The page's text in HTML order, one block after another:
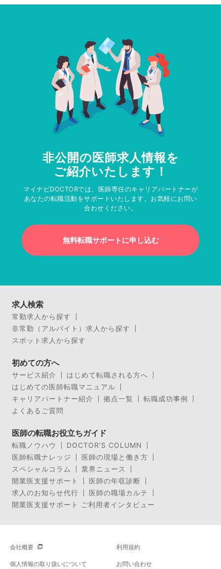
非公開の医師求人情報を
ご紹介いたします！
マイナビDOCTORでは、医師専任のキャリアパートナーが
あなたの転職活動をサポートいたします。お気軽にお問い
合わせください。
無料転職サポートに申し込む
求人検索
常勤求人から探す
非常勤（アルバイト）求人から探す
スポット求人から探す
初めての方へ
サービス紹介
はじめて転職される方へ
はじめての医師転職マニュアル
キャリアパートナー紹介
拠点一覧
転職成功事例
よくあるご質問
医師の転職お役立ちガイド
転職ノウハウ
DOCTOR’S COLUMN
医師転職ナレッジ
医師の現場と働き方
スペシャルコラム
業界ニュース
開業医支援サポート
医師の年収診断
求人のお知らせ代行
医師の職場カルテ
開業医支援サポート ご利用者インタビュー
会社概要 利用規約
個人情報の取り扱いについて お問い合わせ